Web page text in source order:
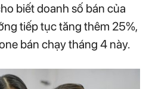
biết doanh số bán của
tiếp tục tăng thêm 25%,
bán chạy tháng 4 này.